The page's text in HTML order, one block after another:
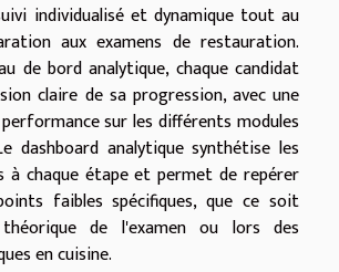
individualisé et dynamique tout au
aux examens de restauration.
de bord analytique, chaque candidat
claire de sa progression, avec une
sur les différents modules
dashboard analytique synthétise les
à chaque étape et permet de repérer
faibles spécifiques, que ce soit
de l'examen ou lors des
en cuisine.